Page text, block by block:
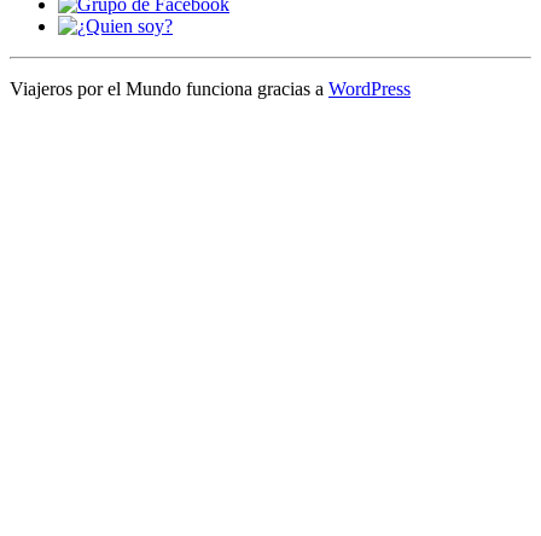
Viajeros por el Mundo funciona gracias a WordPress